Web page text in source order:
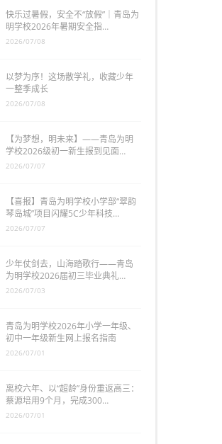
快乐过暑假，安全不“放假”｜青岛为
明学校2026年暑期安全指…
2026/07/08
以梦为序！这场散学礼，收藏少年
一整季成长
2026/07/08
【为梦想，明未来】——青岛为明
学校2026级初一新生报到见面…
2026/07/07
【喜报】青岛为明学校小学部“翠韵
琴岛城”项目闪耀5C少年科技…
2026/07/07
少年仗剑去，山海踏歌行——青岛
为明学校2026届初三毕业典礼…
2026/07/03
青岛为明学校2026年小学一年级、
初中一年级新生网上报名指南
2026/07/01
离校六年、以“超龄”身份重返高三：
蔡源培用9个月，完成300…
2026/07/01